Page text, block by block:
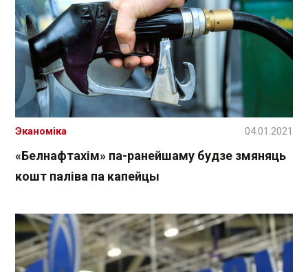
«Белнафтахім» па-ранейшаму будзе змяняць
кошт паліва па капейцы
Эканоміка 04.01.2021